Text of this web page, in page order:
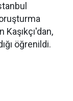
öğrenildi.